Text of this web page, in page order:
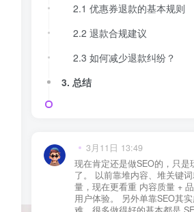
2.1 优惠券退款的基本规则
2.2 退款合规建议
2.3 如何减少退款纠纷？
3. 总结
3月11日 13:49
现在肯定还是做SEO的，只是
了。 以前靠堆内容、堆关键
量，现在更看重 内容质量 +
用户体验。 另外单靠SEO其